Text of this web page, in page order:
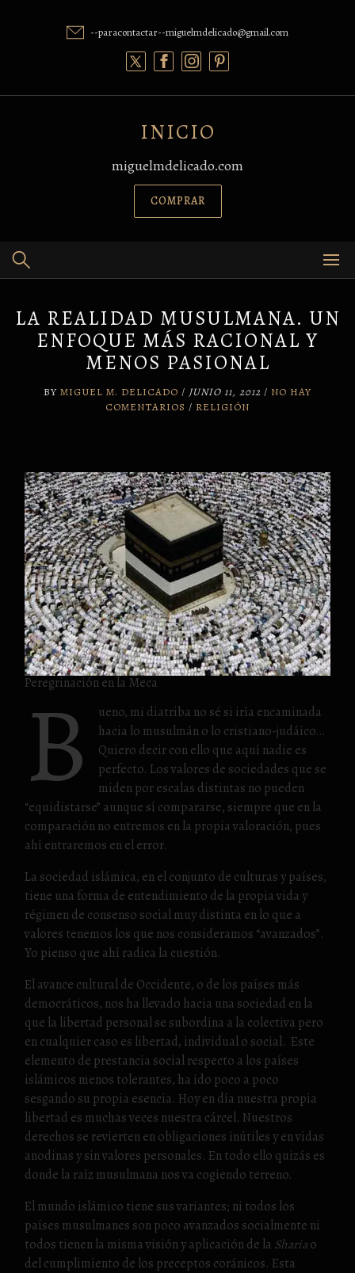
--paracontactar--miguelmdelicado@gmail.com
INICIO
miguelmdelicado.com
COMPRAR
LA REALIDAD MUSULMANA. UN
ENFOQUE MÁS RACIONAL Y
MENOS PASIONAL
BY MIGUEL M. DELICADO / JUNIO 11, 2012 / NO HAY
COMENTARIOS / RELIGIÓN
Peregrinación en la Meca
B
ueno, mi diatriba no sé si iría encaminada
hacia lo musulmán o lo cristiano-judáico…
Quiero decir con ello que aquí nadie es
perfecto. Los valores de sociedades que se
miden por escalas distintas no pueden
“equidistarse” aunque sí compararse, siempre que en la
comparación no entremos en la propia valoración, pues
ahí entraremos en el error.
La sociedad islámica, en el conjunto de culturas y países,
tiene una forma de entendimiento de la propia vida y
régimen de consenso social muy distinta en lo que a
valores tenemos los que nos consideramos “avanzados”.
Yo pienso que ahí radica la cuestión.
El avance cultural de Occidente, o de los países más
democráticos, nos ha llevado hacia una sociedad en la
que la libertad personal se subordina a la colectiva pero
en cualquier caso es libertad, individual o social. Este
elemento de prestancia social respecto a los países
islámicos menos tolerantes, ha ido poco a poco
sesgando su propia esencia. Hoy en día nuestra propia
libertad es muchas veces nuestra cárcel. Nuestros
derechos se revierten en obligaciones inútiles y en vidas
anodinas y sin valores personales. En todo ello quizás es
donde la raíz musulmana nos va cogiendo terreno.
El mundo islámico tiene sus variantes; ni todos los
países musulmanes son poco avanzados socialmente ni
todos tienen la misma visión y aplicación de la Shariao
del cumplimiento de los preceptos coránicos. Esta